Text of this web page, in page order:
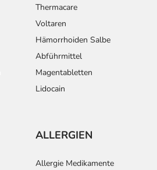
Thermacare
Voltaren
Hämorrhoiden Salbe
Abführmittel
Magentabletten
Lidocain
ALLERGIEN
Allergie Medikamente